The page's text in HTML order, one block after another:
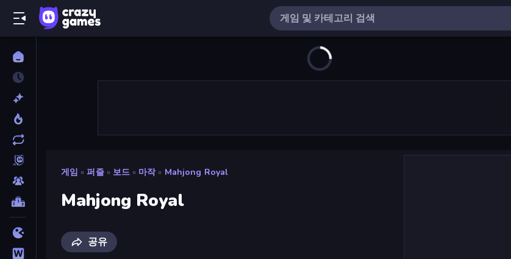
게임 » 퍼즐 » 보드 » 마작 » Mahjong Royal
Mahjong Royal
공유